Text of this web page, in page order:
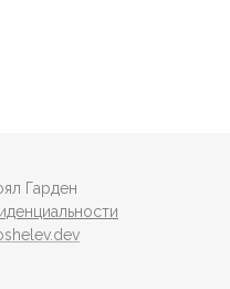
Гарден